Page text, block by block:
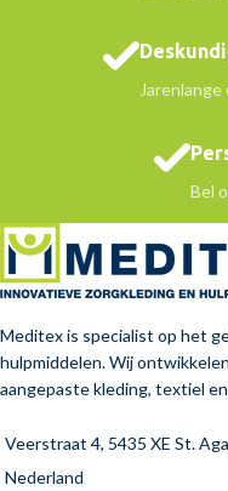
Bel
Meditex is specialist op het
hulpmiddelen. Wij
aangepaste kleding, textiel
Veerstraat 4, 5435 XE St.
Nederland